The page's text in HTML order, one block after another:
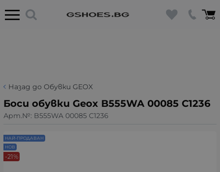
Назад до Обувки GEOX
Боси обувки Geox B555WA 00085 C1236
Арт.№: B555WA 00085 C1236
НАЙ-ПРОДАВАН
НОВ
-21%